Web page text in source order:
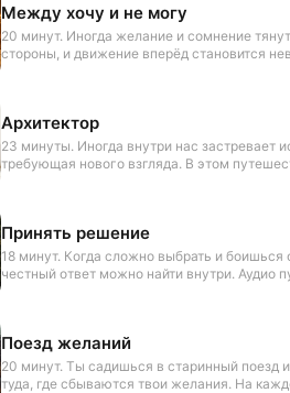
Между хочу и не могу
20 минут. Иногда желание и сомнение
стороны, и движение вперёд становится
Архитектор
23 минуты. Иногда внутри нас застревает
требующая нового взгляда. В этом
Принять решение
18 минут. Когда сложно выбрать и боишься
честный ответ можно найти внутри. Аудио
Поезд желаний
20 минут. Ты садишься в старинный поезд
туда, где сбываются твои желания. На